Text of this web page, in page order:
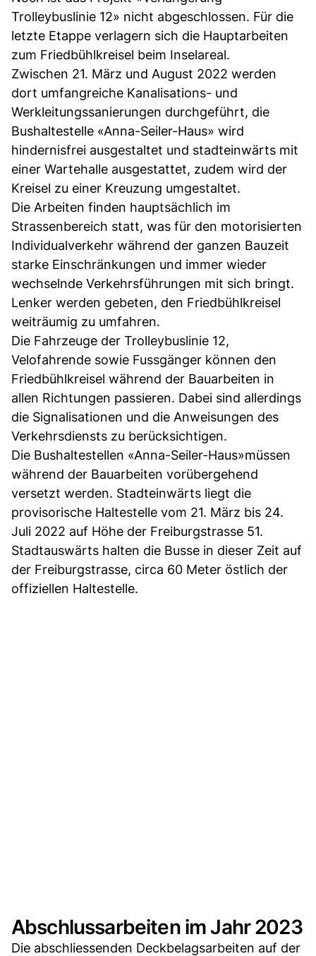
Trolleybuslinie 12» nicht abgeschlossen. Für die
letzte Etappe verlagern sich die Hauptarbeiten
zum Friedbühlkreisel beim Inselareal.
Zwischen 21. März und August 2022 werden
dort umfangreiche Kanalisations- und
Werkleitungssanierungen durchgeführt, die
Bushaltestelle «Anna-Seiler-Haus» wird
hindernisfrei ausgestaltet und stadteinwärts mit
einer Wartehalle ausgestattet, zudem wird der
Kreisel zu einer Kreuzung umgestaltet.
Die Arbeiten finden hauptsächlich im
Strassenbereich statt, was für den motorisierten
Individualverkehr während der ganzen Bauzeit
starke Einschränkungen und immer wieder
wechselnde Verkehrsführungen mit sich bringt.
Lenker werden gebeten, den Friedbühlkreisel
weiträumig zu umfahren.
Die Fahrzeuge der Trolleybuslinie 12,
Velofahrende sowie Fussgänger können den
Friedbühlkreisel während der Bauarbeiten in
allen Richtungen passieren. Dabei sind allerdings
die Signalisationen und die Anweisungen des
Verkehrsdiensts zu berücksichtigen.
Die Bushaltestellen «Anna-Seiler-Haus»müssen
während der Bauarbeiten vorübergehend
versetzt werden. Stadteinwärts liegt die
provisorische Haltestelle vom 21. März bis 24.
Juli 2022 auf Höhe der Freiburgstrasse 51.
Stadtauswärts halten die Busse in dieser Zeit auf
der Freiburgstrasse, circa 60 Meter östlich der
offiziellen Haltestelle.
Abschlussarbeiten im Jahr 2023
Die abschliessenden Deckbelagsarbeiten auf der